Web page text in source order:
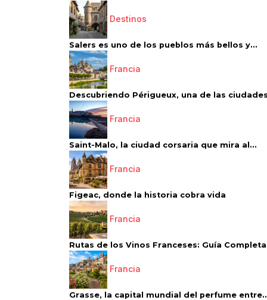
Destinos
Salers es uno de los pueblos más bellos y...
Francia
Descubriendo Périgueux, una de las
Francia
Saint-Malo, la ciudad corsaria que mira al...
Francia
Figeac, donde la historia cobra vida
Francia
Rutas de los Vinos Franceses: Guía
Francia
Grasse, la capital mundial del perfume